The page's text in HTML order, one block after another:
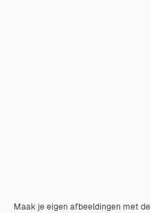
Maak je eigen afbeeldingen met de